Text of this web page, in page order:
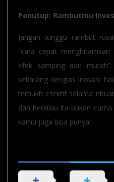
Penutup: Rambutmu
Jangan tunggu rambut
“cara cepat
efek samping dan
sekarang dengan inovasi
terbukti efektif selama
dan berkilau itu bukan
kamu juga bisa punya!